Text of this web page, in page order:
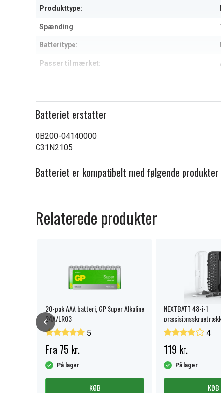
Produkttype:
Spænding:
Batteritype:
Passer til mærket:
Batteriet erstatter
0B200-04140000
C31N2105
Batteriet er kompatibelt med følgende produkter
Relaterede produkter
20-pak AAA batteri, GP Super Alkaline
24A/LR03
5
Fra 75 kr.
På lager
KØB
NEXTBATT 48-i-1
opbevaringsboks 4
119 kr.
På lager
KØB